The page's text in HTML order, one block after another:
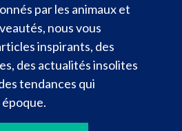
par les animaux et
nous vous
inspirants, des
des actualités insolites
tendances qui